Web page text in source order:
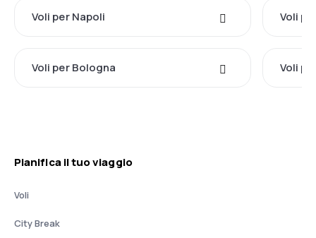
Voli per Napoli Voli
Voli per Bologna Voli
Pianifica il tuo viaggio
Voli
City Break